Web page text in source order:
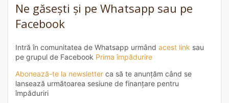
Ne găsești și pe Whatsapp sau pe
Facebook
Intră în comunitatea de Whatsapp urmând acest link sau
pe grupul de Facebook Prima împădurire
Abonează-te la newsletter ca să te anunțăm când se
lansează următoarea sesiune de finanțare pentru
împăduriri